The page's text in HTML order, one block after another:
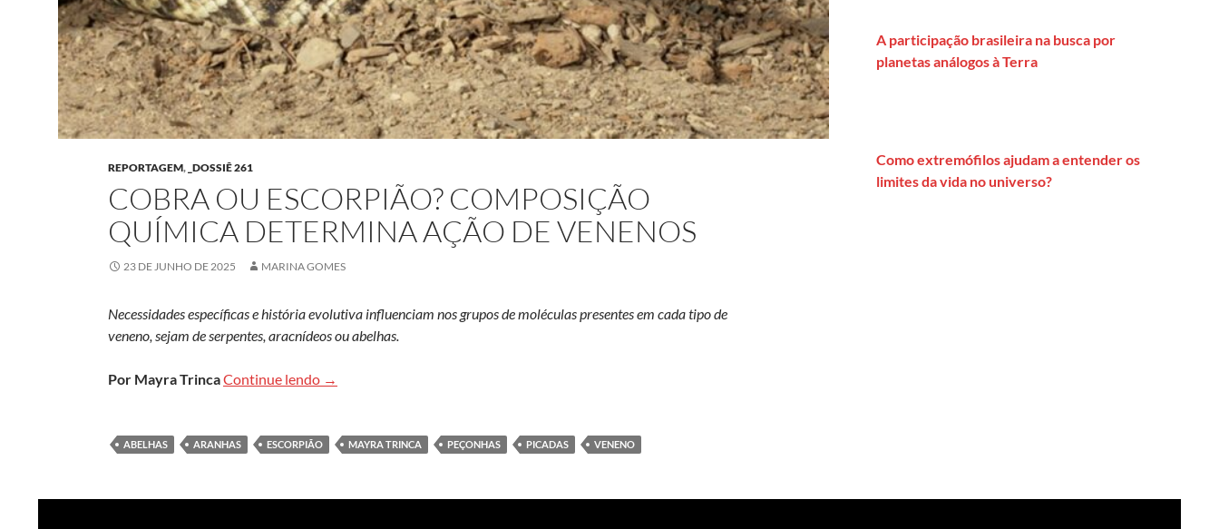
REPORTAGEM, _DOSSIÊ 261
COBRA OU ESCORPIÃO? COMPOSIÇÃO
QUÍMICA DETERMINA AÇÃO DE VENENOS
23 DE JUNHO DE 2025 MARINA GOMES
Necessidades específicas e história evolutiva influenciam nos grupos de moléculas presentes em cada tipo de
veneno, sejam de serpentes, aracnídeos ou abelhas.
Por Mayra TrincaContinue lendo Cobra ou escorpião? Composição química determina ação de venenos
→
ABELHAS ARANHAS ESCORPIÃO MAYRA TRINCA PEÇONHAS PICADAS VENENO
A participação brasileira na busca por
planetas análogos à Terra
Como extremófilos ajudam a entender os
limites da vida no universo?